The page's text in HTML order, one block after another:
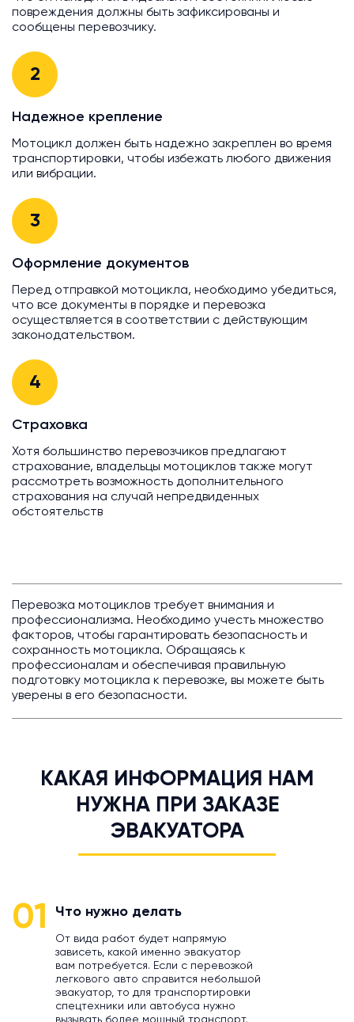
повреждения должны быть зафиксированы и
сообщены перевозчику.
2
Надежное крепление
Мотоцикл должен быть надежно закреплен во время
транспортировки, чтобы избежать любого движения
или вибрации.
3
Оформление документов
Перед отправкой мотоцикла, необходимо убедиться,
что все документы в порядке и перевозка
осуществляется в соответствии с действующим
законодательством.
4
Страховка
Хотя большинство перевозчиков предлагают
страхование, владельцы мотоциклов также могут
рассмотреть возможность дополнительного
страхования на случай непредвиденных
обстоятельств
Перевозка мотоциклов требует внимания и
профессионализма. Необходимо учесть множество
факторов, чтобы гарантировать безопасность и
сохранность мотоцикла. Обращаясь к
профессионалам и обеспечивая правильную
подготовку мотоцикла к перевозке, вы можете быть
уверены в его безопасности.
КАКАЯ ИНФОРМАЦИЯ НАМ
НУЖНА ПРИ ЗАКАЗЕ
ЭВАКУАТОРА
01 Что нужно делать
От вида работ будет напрямую
зависеть, какой именно эвакуатор
вам потребуется. Если с перевозкой
легкового авто справится небольшой
эвакуатор, то для транспортировки
спецтехники или автобуса нужно